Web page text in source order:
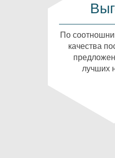
По
качества
лучших